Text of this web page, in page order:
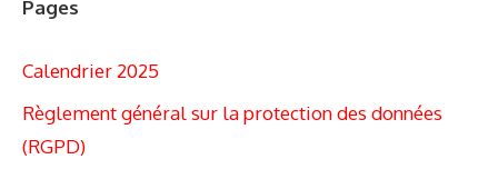
Pages
Calendrier 2025
Règlement général sur la protection des données
(RGPD)